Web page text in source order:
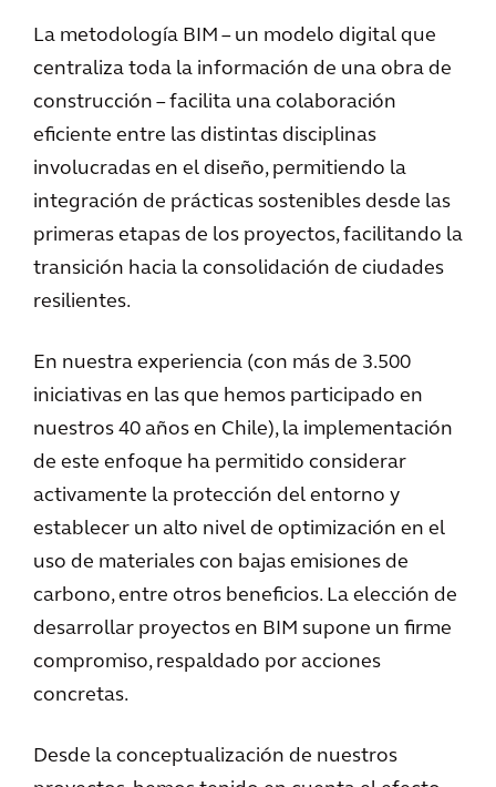
La metodología BIM – un modelo digital que
centraliza toda la información de una obra de
construcción – facilita una colaboración
eficiente entre las distintas disciplinas
involucradas en el diseño, permitiendo la
integración de prácticas sostenibles desde las
primeras etapas de los proyectos, facilitando la
transición hacia la consolidación de ciudades
resilientes.
En nuestra experiencia (con más de 3.500
iniciativas en las que hemos participado en
nuestros 40 años en Chile), la implementación
de este enfoque ha permitido considerar
activamente la protección del entorno y
establecer un alto nivel de optimización en el
uso de materiales con bajas emisiones de
carbono, entre otros beneficios. La elección de
desarrollar proyectos en BIM supone un firme
compromiso, respaldado por acciones
concretas.
Desde la conceptualización de nuestros